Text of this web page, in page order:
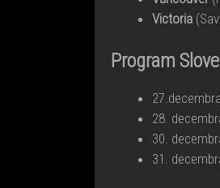
Victoria
Program
28.
30.
31.